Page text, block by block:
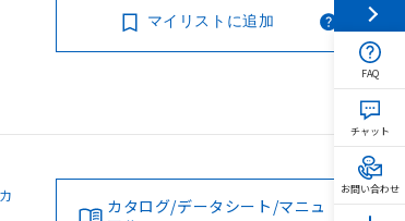
マイリストに追加
カタログ/データシート/マニュ
FAQ
チャット
お問い合わせ